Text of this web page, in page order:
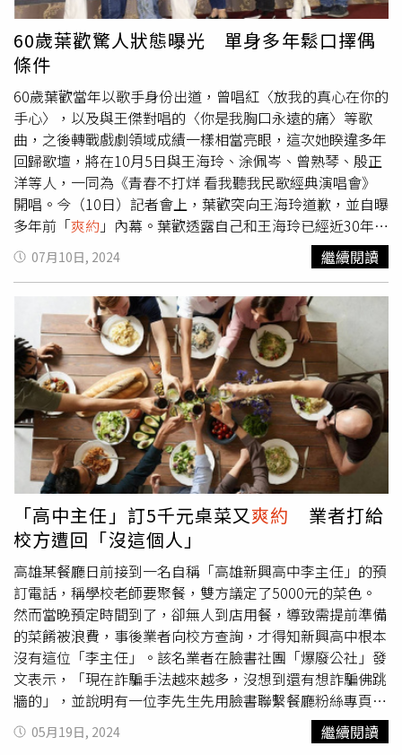
60歲葉歡驚人狀態曝光 單身多年鬆口擇偶
條件
60歲葉歡當年以歌手身份出道，曾唱紅〈放我的真心在你的
手心〉，以及與王傑對唱的〈你是我胸口永遠的痛〉等歌
曲，之後轉戰戲劇領域成績一樣相當亮眼，這次她睽違多年
回歸歌壇，將在10月5日與王海玲、涂佩岑、曾熟琴、殷正
洋等人，一同為《青春不打烊 看我聽我民歌經典演唱會》
開唱。今（10日）記者會上，葉歡突向王海玲道歉，並自曝
多年前「爽約 」內幕。葉歡透露自己和王海玲已經近30年沒
有碰面，她特別送上禮物向對方賠罪。原來一向對工作負責
的她，多年前原本答應王海玲要上她的電台節目，沒想到卻
一個被我爽約的人。」但王海玲卻說自己真的完全不記得
了，收到禮物當下覺得非常溫暖。至今仍單身的葉歡，透露
自己對愛情仍然期待，希望可以找到一個老來伴，至於擇偶
條件？葉歡鬆口希望對方要是基督徒，且身體健康、至少不
能長得討人厭，不過她笑也說：「敢娶我的人膽子一定要很
大吧，我畢竟不年輕，而且習慣了一個人，對於能否遷就別
人，我們自己也要衡量，所以一定要不怕麻煩。」另外，60
歲的葉歡至今狀態仍保持的相當好，舉手投足也散發著優雅
氣質，不過她卻自爆經常和車內導航吵架，有時開在高速公
路上，導航卻要她右轉，讓葉歡忍不住對著導航破口大罵：
「你給我閉嘴！」不過葉歡也分享原因，表示自己是路痴，
過去有太多迷路的經驗，再加上導航失靈讓她相當頭痛。這
次演唱會，集結許多實力派民歌手，除了能看到本人現場演
出，凃佩岑也希望藉此告訴大家，「可能歲月不饒人，但我
們要饒了歲月，我們都有一顆年輕的心，我覺得民歌最棒的
就是台上台下大家一起唱，散發歡樂的能量」。《青春不打
烊看我聽我民歌經典演唱會》將於10月5日在台中中興大學
惠蓀堂登場，購票請洽年代售票。
07月10日, 2024 繼續閱讀
「高中主任」訂5千元桌菜又爽約 業者打給
校方遭回「沒這個人」
高雄某餐廳日前接到一名自稱「高雄新興高中李主任」的預
訂電話，稱學校老師要聚餐，雙方議定了5000元的菜色。
然而當晚預定時間到了，卻無人到店用餐，導致需提前準備
的菜餚被浪費，事後業者向校方查詢，才得知新興高中根本
沒有這位「李主任」。該名業者在臉書社團「爆廢公社」發
文表示，「現在詐騙手法越來越多，沒想到還有想詐騙佛跳
牆的」，並說明有一位李先生先用臉書聯繫餐廳粉絲專頁，
聲稱學校教師要聚餐，因此要訂位，再透過加Line的方式，
不需要留下電話，沒想到業者準備好菜色後，當天晚上7點
05月19日, 2024 繼續閱讀